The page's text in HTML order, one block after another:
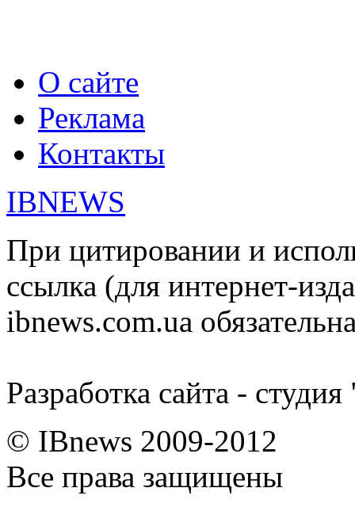
О сайте
Реклама
Контакты
IBNEWS
При цитировании и
ссылка (для интернет-
ibnews.com.ua
Разработка сайта -
© IBnews 2009-2012
Все права защищены